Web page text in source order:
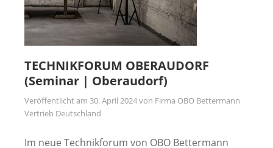
TECHNIKFORUM OBERAUDORF
(Seminar | Oberaudorf)
Veröffentlicht am 30. April 2024von Firma OBO Bettermann
Vertrieb Deutschland
Im neue Technikforum von OBO Bettermann